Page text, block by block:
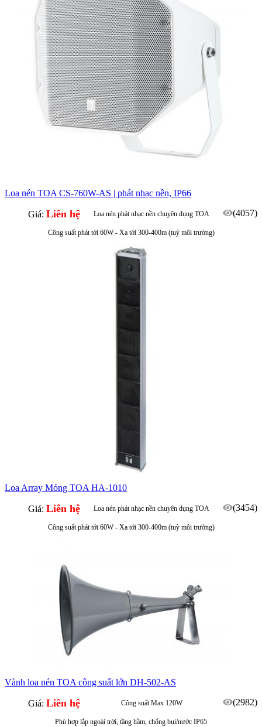
Loa nén TOA CS-760W-AS | phát nhạc nền, IP66
Giá: Liên hệ (4057)
Loa nén phát nhạc nền chuyên dụng TOA
Công suất phát tới 60W - Xa tới 300-400m (tuỳ môi trường)
Loa Array Mỏng TOA HA-1010
Giá: Liên hệ (3454)
Loa nén phát nhạc nền chuyên dụng TOA
Công suất phát tới 60W - Xa tới 300-400m (tuỳ môi trường)
Vành loa nén TOA công suất lớn DH-502-AS
Giá: Liên hệ (2982)
Công suất Max 120W
Phù hợp lắp ngoài trời, tầng hầm, chống bụi/nước IP65